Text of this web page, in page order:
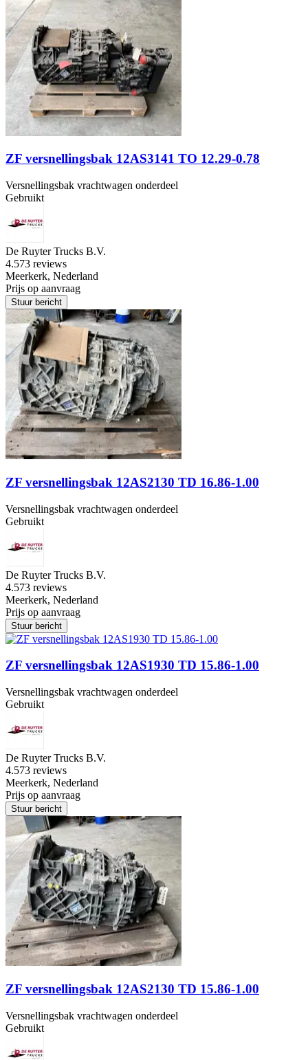
ZF versnellingsbak 12AS3141 TO 12.29-0.78
Versnellingsbak vrachtwagen onderdeel
Gebruikt
De Ruyter Trucks B.V.
4.573 reviews
Meerkerk, Nederland
Prijs op aanvraag
Stuur bericht
ZF versnellingsbak 12AS2130 TD 16.86-1.00
Versnellingsbak vrachtwagen onderdeel
Gebruikt
De Ruyter Trucks B.V.
4.573 reviews
Meerkerk, Nederland
Prijs op aanvraag
Stuur bericht
ZF versnellingsbak 12AS1930 TD 15.86-1.00
Versnellingsbak vrachtwagen onderdeel
Gebruikt
De Ruyter Trucks B.V.
4.573 reviews
Meerkerk, Nederland
Prijs op aanvraag
Stuur bericht
ZF versnellingsbak 12AS2130 TD 15.86-1.00
Versnellingsbak vrachtwagen onderdeel
Gebruikt